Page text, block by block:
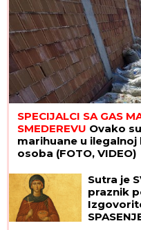
SPECIJALCI SA GAS
SMEDEREVU Ovako
marihuane u
osoba (FOTO, VIDEO)
Sutra je
praznik